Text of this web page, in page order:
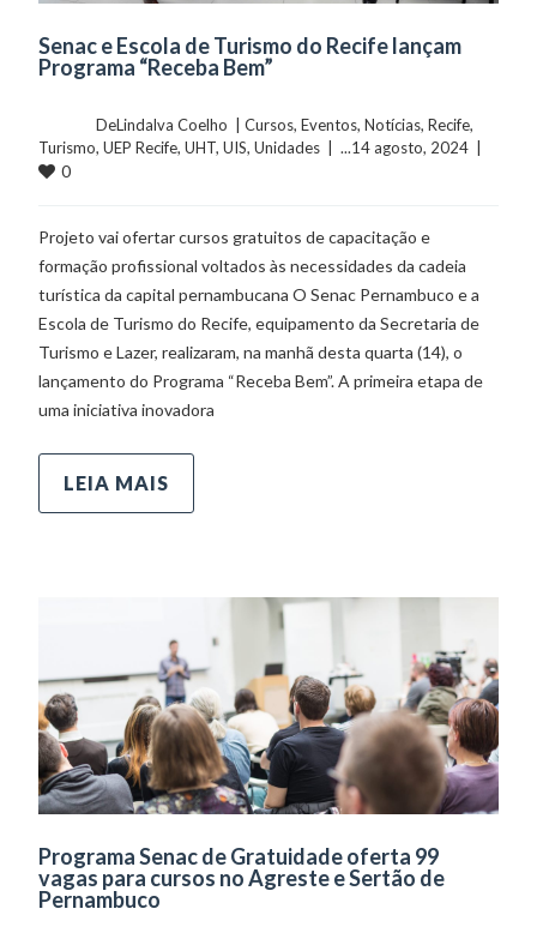
Senac e Escola de Turismo do Recife lançam
Programa “Receba Bem”
	    	DeLindalva Coelho  |
Cursos, Eventos, Notícias, Recife
Turismo, UEP Recife, UHT, UIS, Unidades
0
Projeto vai ofertar cursos gratuitos de capacitação e
formação profissional voltados às necessidades da cadeia
turística da capital pernambucana O Senac Pernambuco e a
Escola de Turismo do Recife, equipamento da Secretaria de
Turismo e Lazer, realizaram, na manhã desta quarta (14), o
lançamento do Programa “Receba Bem”. A primeira etapa de
uma iniciativa inovadora
LEIA MAIS
Programa Senac de Gratuidade oferta 99
vagas para cursos no Agreste e Sertão de
Pernambuco